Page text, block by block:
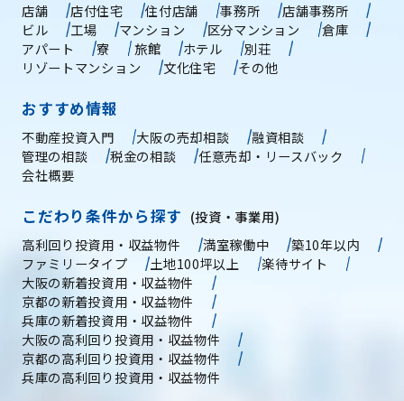
店舗
店付住宅 住付店舗 事務所
店舗事務所
ビル
工場 マンション 区分マンション
倉庫
アパート
寮 旅館 ホテル
別荘
リゾートマンション
文化住宅 その他
おすすめ情報
不動産投資入門 大阪の売却相談
融資相談
管理の相談
税金の相談
任意売却・リースバック
会社概要
こだわり条件から探す (投資・事業用)
高利回り投資用・収益物件
満室稼働中
築10年以内
ファミリータイプ
土地100坪以上
楽待サイト
大阪の新着投資用・収益物件
京都の新着投資用・収益物件
兵庫の新着投資用・収益物件
大阪の高利回り投資用・収益物件
京都の高利回り投資用・収益物件
兵庫の高利回り投資用・収益物件